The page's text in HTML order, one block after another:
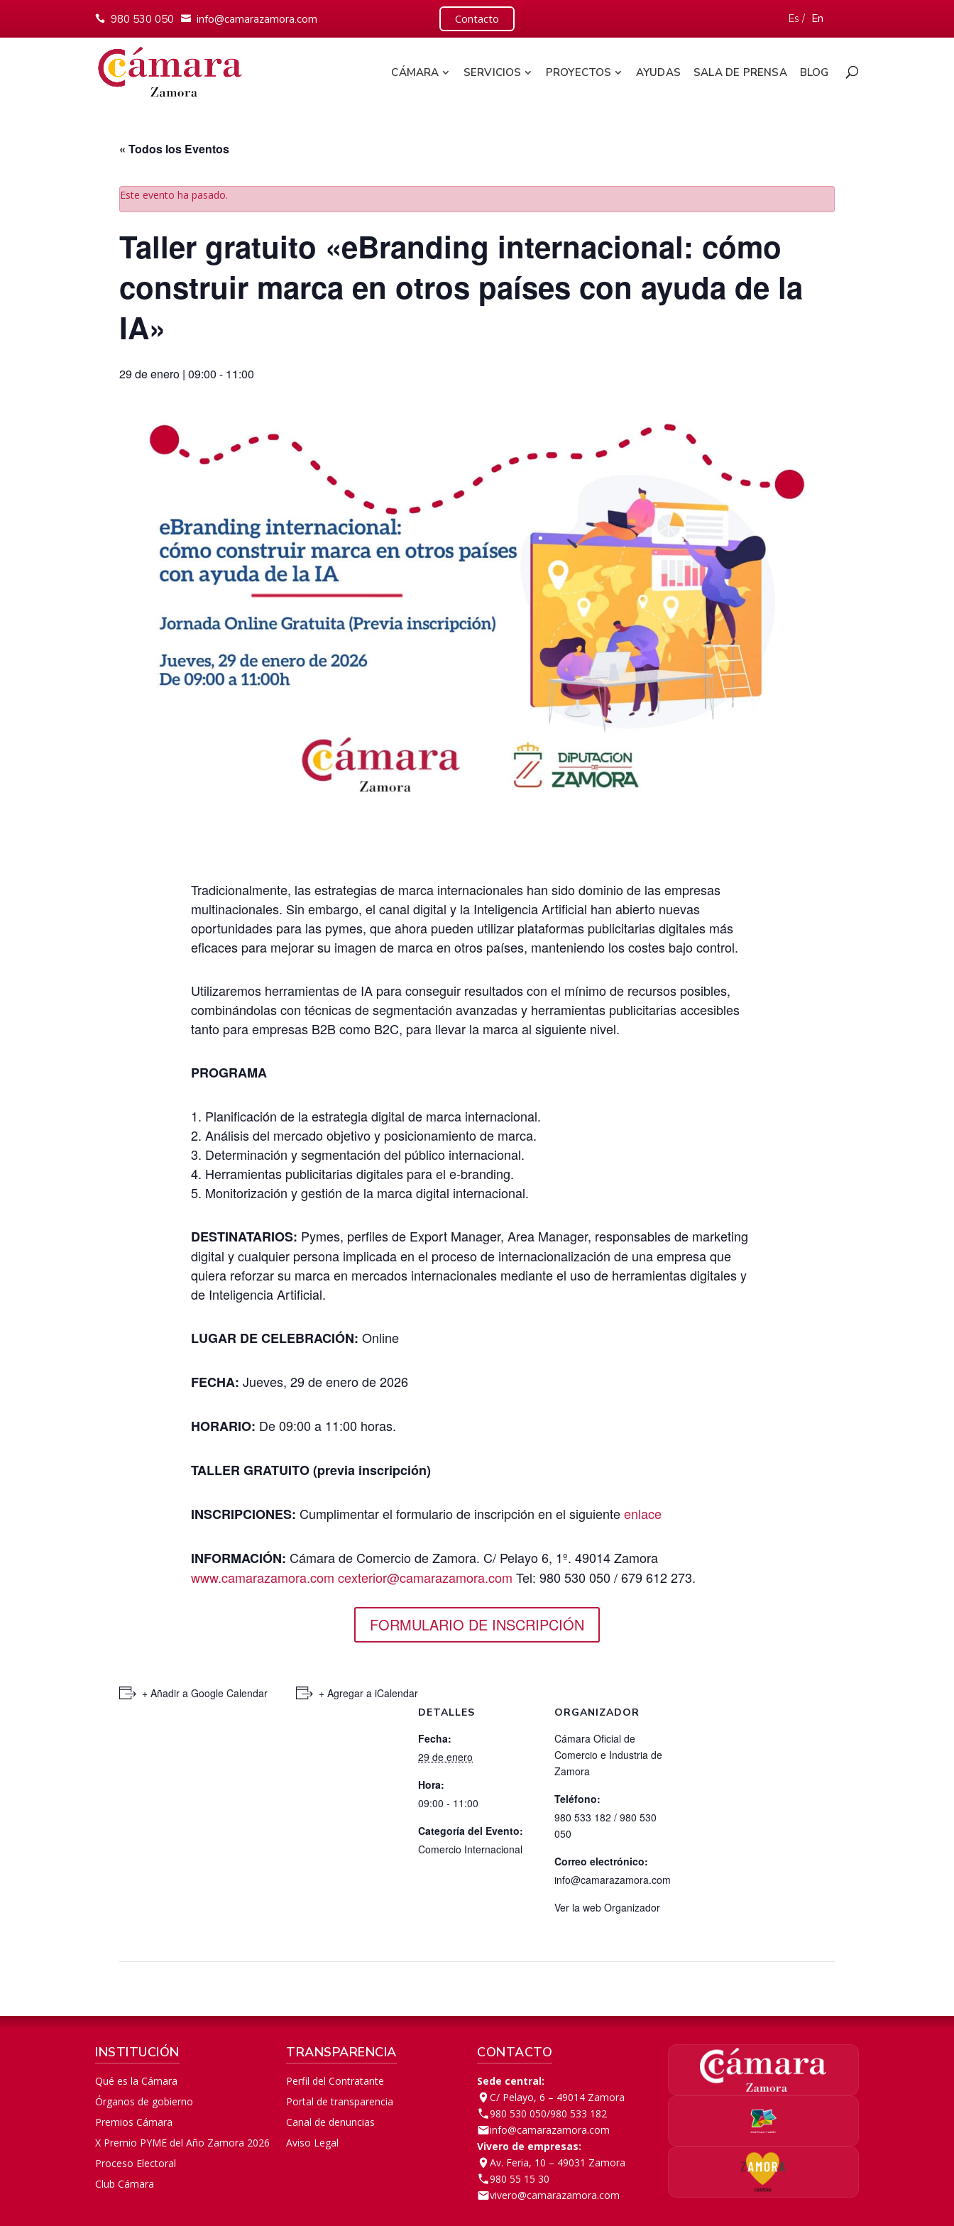
980 530 050 info@camarazamora.com Contacto Es / En
CÁMARA SERVICIOS PROYECTOS AYUDAS SALA DE PRENSA BLOG
« Todos los Eventos
Este evento ha pasado.
Taller gratuito «eBranding internacional: cómo
construir marca en otros países con ayuda de la
IA»
29 de enero | 09:00 - 11:00
Tradicionalmente, las estrategias de marca internacionales han sido dominio de las empresas
multinacionales. Sin embargo, el canal digital y la Inteligencia Artificial han abierto nuevas
oportunidades para las pymes, que ahora pueden utilizar plataformas publicitarias digitales más
eficaces para mejorar su imagen de marca en otros países, manteniendo los costes bajo control.
Utilizaremos herramientas de IA para conseguir resultados con el mínimo de recursos posibles,
combinándolas con técnicas de segmentación avanzadas y herramientas publicitarias accesibles
tanto para empresas B2B como B2C, para llevar la marca al siguiente nivel.
PROGRAMA
Planificación de la estrategia digital de marca internacional.
Análisis del mercado objetivo y posicionamiento de marca.
Determinación y segmentación del público internacional.
Herramientas publicitarias digitales para el e-branding.
Monitorización y gestión de la marca digital internacional.
DESTINATARIOS: Pymes, perfiles de Export Manager, Area Manager, responsables de marketing
digital y cualquier persona implicada en el proceso de internacionalización de una empresa que
quiera reforzar su marca en mercados internacionales mediante el uso de herramientas digitales y
de Inteligencia Artificial.
LUGAR DE CELEBRACIÓN: Online
FECHA: Jueves, 29 de enero de 2026
HORARIO: De 09:00 a 11:00 horas.
TALLER GRATUITO (previa inscripción)
INSCRIPCIONES: Cumplimentar el formulario de inscripción en el siguienteenlace
INFORMACIÓN: Cámara de Comercio de Zamora. C/ Pelayo 6, 1º. 49014 Zamora
www.camarazamora.com cexterior@camarazamora.com Tel: 980 530 050 / 679 612 273.
FORMULARIO DE INSCRIPCIÓN
+ Añadir a Google Calendar + Agregar a iCalendar
DETALLES
Fecha:
29 de enero
Hora:
09:00 - 11:00
Categoría del Evento:
Comercio Internacional
ORGANIZADOR
Cámara Oficial de
Comercio e Industria de
Zamora
Teléfono:
980 533 182 / 980 530
050
Correo electrónico:
info@camarazamora.com
Ver la web Organizador
INSTITUCIÓN
Qué es la Cámara
Órganos de gobierno
Premios Cámara
X Premio PYME del Año Zamora 2026
Proceso Electoral
Club Cámara
TRANSPARENCIA
Perfil del Contratante
Portal de transparencia
Canal de denuncias
Aviso Legal
CONTACTO
Sede central:
C/ Pelayo, 6 – 49014 Zamora
980 530 050/980 533 182
info@camarazamora.com
Vivero de empresas:
Av. Feria, 10 – 49031 Zamora
980 55 15 30
vivero@camarazamora.com